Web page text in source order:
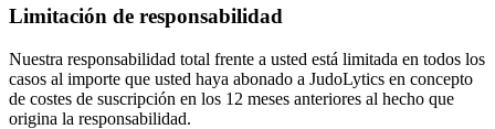
Limitación de responsabilidad
Nuestra responsabilidad total frente a usted está limitada en todos los
casos al importe que usted haya abonado a JudoLytics en concepto
de costes de suscripción en los 12 meses anteriores al hecho que
origina la responsabilidad.